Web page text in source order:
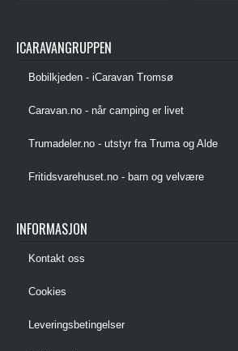
ICARAVANGRUPPEN
Bobilkjeden - iCaravan Tromsø
Caravan.no - når camping er livet
Trumadeler.no - utstyr fra Truma og Alde
Fritidsvarehuset.no - barn og velvære
INFORMASJON
Kontakt oss
Cookies
Leveringsbetingelser